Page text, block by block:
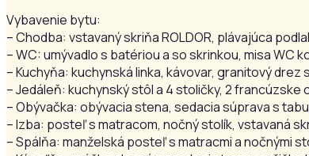
Vybavenie bytu:
– Chodba: vstavaný skriňa ROLDOR, plávajúca
– WC: umývadlo s batériou a so skrinkou, misa WC
– Kuchyňa: kuchynská linka, kávovar, granitový
– Jedáleň: kuchynský stôl a 4 stoličky, 2 francúzske
– Obývačka: obývacia stena, sedacia súprava s
– Izba: posteľ s matracom, nočný stolík, vstavaná
– Spálňa: manželská posteľ s matracmi a nočnými